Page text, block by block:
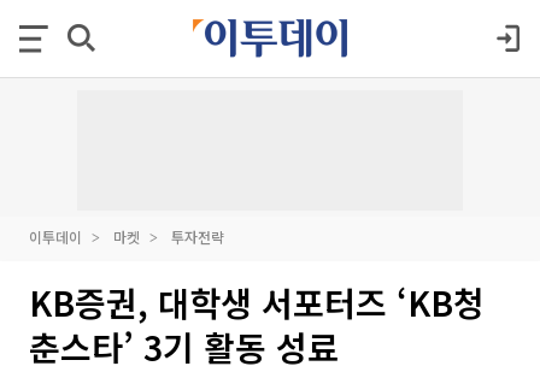
이투데이 마켓 투자전략
KB증권, 대학생 서포터즈 ‘KB청
춘스타’ 3기 활동 성료